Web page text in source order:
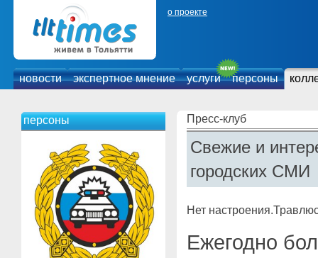
о проекте
новости экспертное мнение услуги персоны
персоны Пресс-клуб
Свежие и
городских СМИ
Нет
Ежегодно